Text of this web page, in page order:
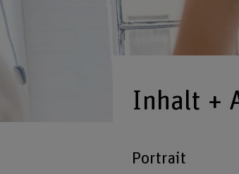
Inhalt +
Portrait